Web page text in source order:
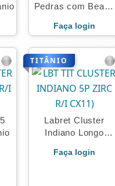
Pedras com Beads
Faça login
TITÂNIO
Labret Cluster
Indiano Longo
Faça login